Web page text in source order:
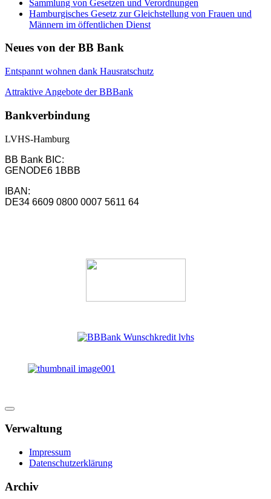
Sammlung von Gesetzen und Verordnungen
Hamburgisches Gesetz zur Gleichstellung von Frauen und
Männern im öffentlichen Dienst
Neues von der BB Bank
Entspannt wohnen dank Hausratschutz
Attraktive Angebote der BBBank
Bankverbindung
LVHS-Hamburg
BB Bank BIC:
GENODE6 1BBB
IBAN:
DE34 6609 0800 0007 5611 64
Verwaltung
Impressum
Datenschutzerklärung
Archiv